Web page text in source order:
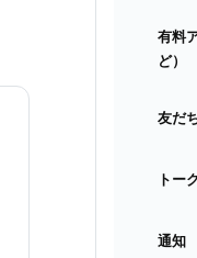
有料
ど）
友だ
トー
通知